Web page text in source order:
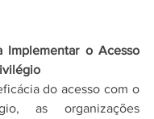
Implementar o Acesso
do acesso com o
as organizações